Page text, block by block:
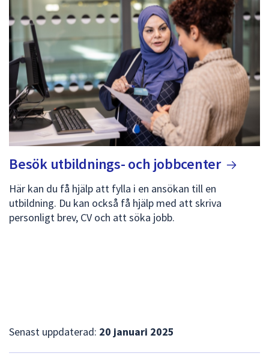
Besök utbildnings- och jobbcenter
Här kan du få hjälp att fylla i en ansökan till en
utbildning. Du kan också få hjälp med att skriva
personligt brev, CV och att söka jobb.
Senast uppdaterad: 20 januari 2025